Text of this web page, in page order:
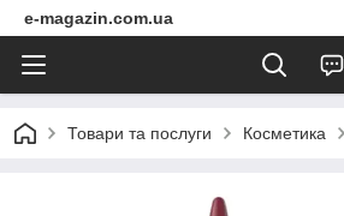
e-magazin.com.ua
Товари та послуги Косметика